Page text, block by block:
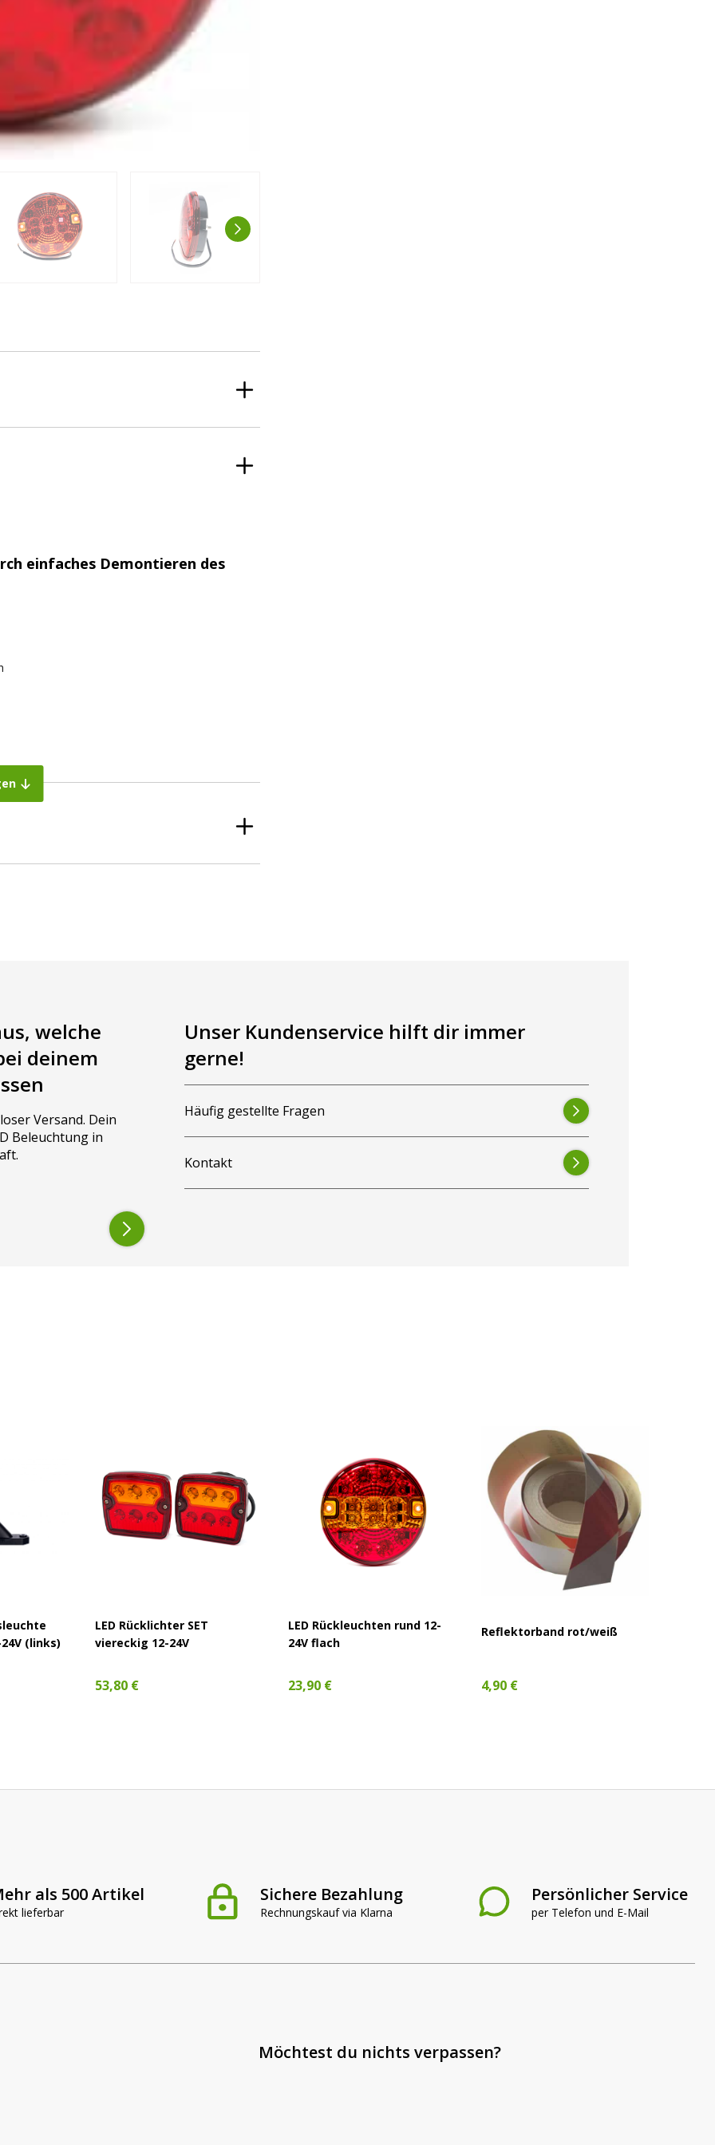
einfaches Demontieren des
welche
deinem
Versand. Dein
Beleuchtung in
Unser Kundenservice hilft dir immer
gerne!
Häufig gestellte Fragen
Kontakt
(links)
LED Rücklichter SET
viereckig 12-24V
53,80 €
LED Rückleuchten rund 12-
24V flach
23,90 €
Reflektorband rot/weiß
4,90 €
als 500 Artikel
lieferbar
Sichere Bezahlung
Rechnungskauf via Klarna
Persönlicher Service
per Telefon und E-Mail
Möchtest du nichts verpassen?